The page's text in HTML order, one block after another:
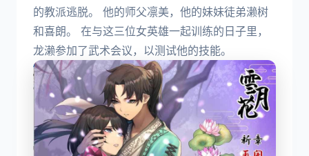
的教派逃脱。 他的师父凛美，他的妹妹徒弟濑树
和喜朗。 在与这三位女英雄一起训练的日子里，
龙濑参加了武术会议，以测试他的技能。